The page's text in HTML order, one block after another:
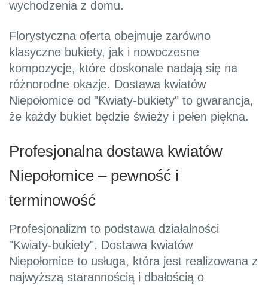
wychodzenia z domu.
Florystyczna oferta obejmuje zarówno
klasyczne bukiety, jak i nowoczesne
kompozycje, które doskonale nadają się na
różnorodne okazje. Dostawa kwiatów
Niepołomice od "Kwiaty-bukiety" to gwarancja,
że każdy bukiet będzie świeży i pełen piękna.
Profesjonalna dostawa kwiatów
Niepołomice – pewność i
terminowość
Profesjonalizm to podstawa działalności
"Kwiaty-bukiety". Dostawa kwiatów
Niepołomice to usługa, która jest realizowana z
najwyższą starannością i dbałością o